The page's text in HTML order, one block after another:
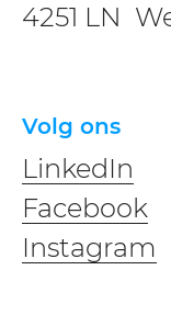
4251 LN
Volg ons
LinkedIn
Facebook
Instagram